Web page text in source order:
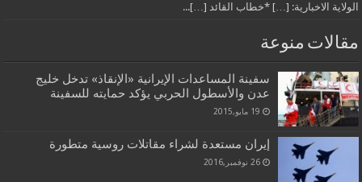
الولاية الاخبارية: […] *خطاب القائد […]...
مقالات منوعة
سفينة المساعدات الإيرانية «الإنقاذ» تدخل خليج
عدن والأسطول الحربي يؤكد حمايته للسفينة
19 مايو,2015
إيران مستعدة لشراء مقاتلات روسية متطورة
26 نوفمبر,2016